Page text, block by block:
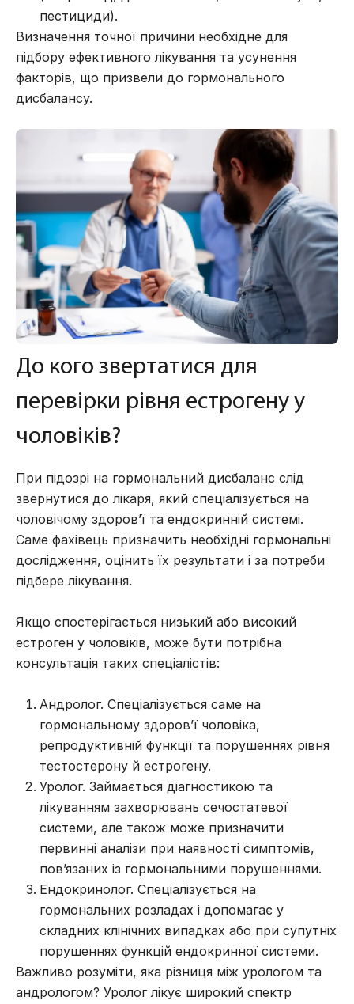
пестициди).
Визначення точної причини необхідне для
підбору ефективного лікування та усунення
факторів, що призвели до гормонального
дисбалансу.
До кого звертатися для
перевірки рівня естрогену у
чоловіків?
При підозрі на гормональний дисбаланс слід
звернутися до лікаря, який спеціалізується на
чоловічому здоров’ї та ендокринній системі.
Саме фахівець призначить необхідні гормональні
дослідження, оцінить їх результати і за потреби
підбере лікування.
Якщо спостерігається низький або високий
естроген у чоловіків, може бути потрібна
консультація таких спеціалістів:
Андролог. Спеціалізується саме на
гормональному здоров’ї чоловіка,
репродуктивній функції та порушеннях рівня
тестостерону й естрогену.
Уролог. Займається діагностикою та
лікуванням захворювань сечостатевої
системи, але також може призначити
первинні аналізи при наявності симптомів,
пов’язаних із гормональними порушеннями.
Ендокринолог. Спеціалізується на
гормональних розладах і допомагає у
складних клінічних випадках або при супутніх
порушеннях функцій ендокринної системи.
Важливо розуміти, яка різниця між урологом та
андрологом? Уролог лікує широкий спектр